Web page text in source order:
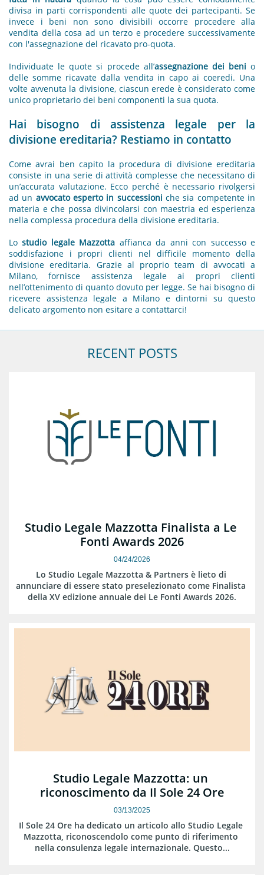
divisa in parti corrispondenti alle quote dei partecipanti. Se
invece i beni non sono divisibili occorre procedere alla
vendita della cosa ad un terzo e procedere successivamente
con l'assegnazione del ricavato pro-quota.
Individuate le quote si procede all’assegnazione dei beni o
delle somme ricavate dalla vendita in capo ai coeredi. Una
volte avvenuta la divisione, ciascun erede è considerato come
unico proprietario dei beni componenti la sua quota.
Hai bisogno di assistenza legale per la
divisione ereditaria? Restiamo in contatto
Come avrai ben capito la procedura di divisione ereditaria
consiste in una serie di attività complesse che necessitano di
un’accurata valutazione. Ecco perché è necessario rivolgersi
ad un avvocato esperto in successioni che sia competente in
materia e che possa divincolarsi con maestria ed esperienza
nella complessa procedura della divisione ereditaria.
Lo studio legale Mazzotta affianca da anni con successo e
soddisfazione i propri clienti nel difficile momento della
divisione ereditaria. Grazie al proprio team di avvocati a
Milano, fornisce assistenza legale ai propri clienti
nell’ottenimento di quanto dovuto per legge. Se hai bisogno di
ricevere assistenza legale a Milano e dintorni su questo
delicato argomento non esitare a contattarci!
RECENT POSTS
Lo Studio Legale Mazzotta & Partners è lieto di
annunciare di essere stato preselezionato come Finalista
della XV edizione annuale dei Le Fonti Awards 2026.
04/24/2026
Studio Legale Mazzotta Finalista a Le
Fonti Awards 2026
Il Sole 24 Ore ha dedicato un articolo allo Studio Legale
Mazzotta, riconoscendolo come punto di riferimento
nella consulenza legale internazionale. Questo...
03/13/2025
Studio Legale Mazzotta: un
riconoscimento da Il Sole 24 Ore